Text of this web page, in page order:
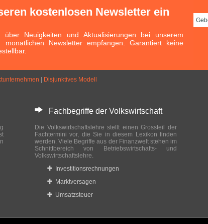
kostenlosen Newsletter ein
Neuigkeiten und Aktualisierungen bei unserem
Newsletter empfangen. Garantiert keine
Disjunktives Modell
Fachbegriffe der Volkswirtschaft
Die Volkswirtschaftslehre stellt einen Grossteil der
Fachtermini vor, die Sie in diesem Lexikon finden
werden. Viele Begriffe aus der Finanzwelt stehen im
Schnittbereich von Betriebswirtschafts- und
Volkswirtschaftslehre.
Investitionsrechnungen
Marktversagen
Umsatzsteuer